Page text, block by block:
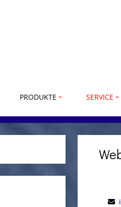
PRODUKTE SERVICE